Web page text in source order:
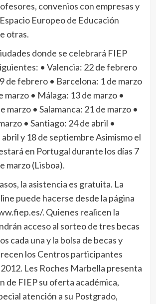
convenios con empresas y
Europeo de Educación
otras.
donde se celebrará FIEP
• Valencia: 22 de febrero
de febrero • Barcelona: 1 de marzo
marzo • Málaga: 13 de marzo •
marzo • Salamanca: 21 de marzo •
• Santiago: 24 de abril •
y 18 de septiembre Asimismo el
en Portugal durante los días 7
marzo (Lisboa).
la asistencia es gratuita. La
puede hacerse desde la página
. Quienes realicen la
acceso al sorteo de tres becas
cada una y la bolsa de becas y
los Centros participantes
Les Roches Marbella presenta
de FIEP su oferta académica,
atención a su Postgrado,